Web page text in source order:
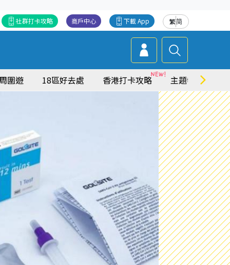
繁简
下載 App
商戶中心
社群打卡攻略
圍遊 18區好去處 香港打卡攻略 主題特集